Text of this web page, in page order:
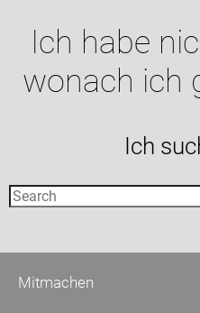
Ich habe
wonach ich
Ich
Mitmachen